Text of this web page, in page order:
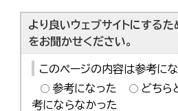
より良いウェブサイトにする
をお聞かせください。
このページの内容は参考に
参考になった
どちら
考にならなかった